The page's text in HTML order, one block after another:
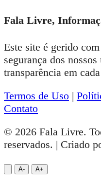
Fala Livre,
Este site é gerido
segurança dos
transparência em
Termos de Uso |
Contato
© 2026 Fala Livre.
reservados. | Criado
A- A+